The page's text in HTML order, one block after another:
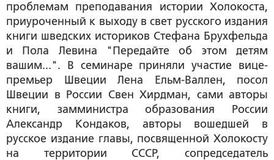
проблемам преподавания истории Холокоста,
приуроченный к выходу в свет русского издания
книги шведских историков Стефана Брухфельда
и Пола Левина "Передайте об этом детям
вашим...". В семинаре приняли участие вице-
премьер Швеции Лена Ельм-Валлен, посол
Швеции в России Свен Хирдман, сами авторы
книги, замминистра образования России
Александр Кондаков, авторы вошедшей в
русское издание главы, посвященной Холокосту
на территории СССР, сопредседатель